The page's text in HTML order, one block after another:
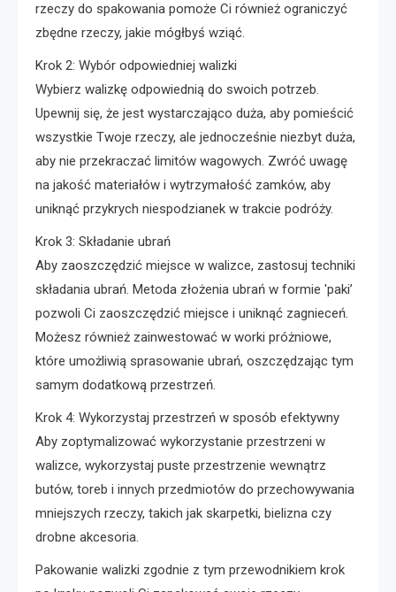
rzeczy do spakowania pomoże Ci również ograniczyć
zbędne rzeczy, jakie mógłbyś wziąć.
Krok 2: Wybór odpowiedniej walizki
Wybierz walizkę odpowiednią do swoich potrzeb.
Upewnij się, że jest wystarczająco duża, aby pomieścić
wszystkie Twoje rzeczy, ale jednocześnie niezbyt duża,
aby nie przekraczać limitów wagowych. Zwróć uwagę
na jakość materiałów i wytrzymałość zamków, aby
uniknąć przykrych niespodzianek w trakcie podróży.
Krok 3: Składanie ubrań
Aby zaoszczędzić miejsce w walizce, zastosuj techniki
składania ubrań. Metoda złożenia ubrań w formie 'paki’
pozwoli Ci zaoszczędzić miejsce i uniknąć zagnieceń.
Możesz również zainwestować w worki próżniowe,
które umożliwią sprasowanie ubrań, oszczędzając tym
samym dodatkową przestrzeń.
Krok 4: Wykorzystaj przestrzeń w sposób efektywny
Aby zoptymalizować wykorzystanie przestrzeni w
walizce, wykorzystaj puste przestrzenie wewnątrz
butów, toreb i innych przedmiotów do przechowywania
mniejszych rzeczy, takich jak skarpetki, bielizna czy
drobne akcesoria.
Pakowanie walizki zgodnie z tym przewodnikiem krok